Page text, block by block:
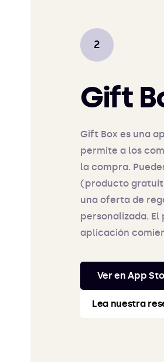
Gift
Gift Box es una
permite a los
la compra.
(producto
una oferta de
personalizada.
aplicación
Ver en App
Lea nuestra